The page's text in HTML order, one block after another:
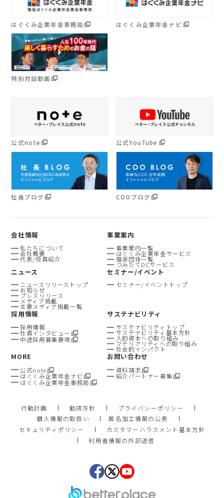
はぐくみ企業年金事務局 はぐくみ企業年金ナビ
特別対談動画
公式note 公式YouTube
社長ブログ COOブログ
会社情報
私たちについて
会社概要
代表/役員紹介
事業案内
事業案内一覧
はぐくみ企業年金サービス
推奨団体一覧
つみたてDCサービス
ニュース
ニュースリリーストップ
お知らせ
プレスリリース
メディア掲載
主要メディア掲載一覧
セミナー/イベント
セミナー/イベントトップ
採用情報
採用情報
社員インタビュー
中途採用募集要項
サステナビリティ
サステナビリティトップ
サステナビリティ基本方針
人的資本への取り組み
マテリアリティへの取り組み
社会的インパクト
MORE
公式note
はぐくみ企業年金ナビ
はぐくみ企業年金事務局
お問い合わせ
資料請求
紹介パートナー募集
行動計画 勧誘方針
プライバシーポリシー
個人情報の取扱い
匿名加工情報の公表
セキュリティポリシー
カスタマーハラスメント基本方針
利用者情報の外部送信